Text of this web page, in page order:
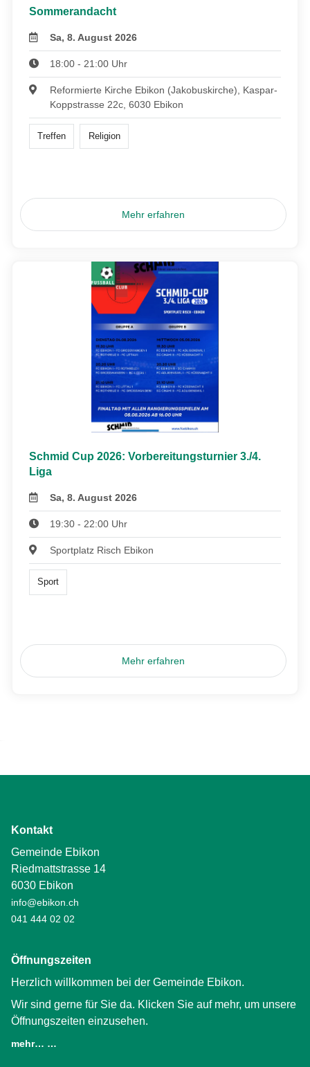
Sommerandacht
Sa, 8. August 2026
18:00 - 21:00 Uhr
Reformierte Kirche Ebikon (Jakobuskirche), Kaspar-
Koppstrasse 22c, 6030 Ebikon
Treffen Religion
Mehr erfahren
Schmid Cup 2026: Vorbereitungsturnier 3./4.
Liga
Sa, 8. August 2026
19:30 - 22:00 Uhr
Sportplatz Risch Ebikon
Sport
Mehr erfahren
Kontakt
Gemeinde Ebikon
Riedmattstrasse 14
6030 Ebikon
info@ebikon.ch
041 444 02 02
Öffnungszeiten
Herzlich willkommen bei der Gemeinde Ebikon.
Wir sind gerne für Sie da. Klicken Sie auf mehr, um unsere
Öffnungszeiten einzusehen.
mehr… …